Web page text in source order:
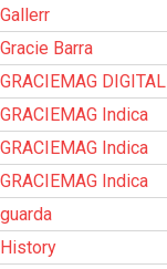
Gallerr
Gracie Barra
GRACIEMAG DIGITAL
GRACIEMAG Indica
GRACIEMAG Indica
GRACIEMAG Indica
guarda
History